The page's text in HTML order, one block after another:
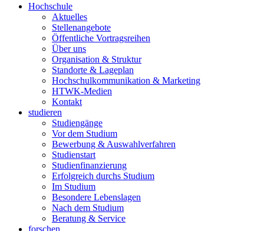
Hochschule
Aktuelles
Stellenangebote
Öffentliche Vortragsreihen
Über uns
Organisation & Struktur
Standorte & Lageplan
Hochschulkommunikation & Marketing
HTWK-Medien
Kontakt
studieren
Studiengänge
Vor dem Studium
Bewerbung & Auswahlverfahren
Studienstart
Studienfinanzierung
Erfolgreich durchs Studium
Im Studium
Besondere Lebenslagen
Nach dem Studium
Beratung & Service
forschen